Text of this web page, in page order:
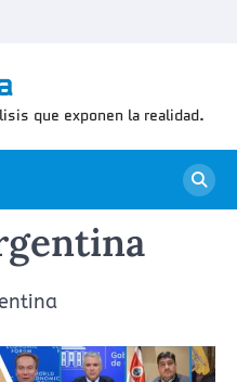
que exponen la realidad.